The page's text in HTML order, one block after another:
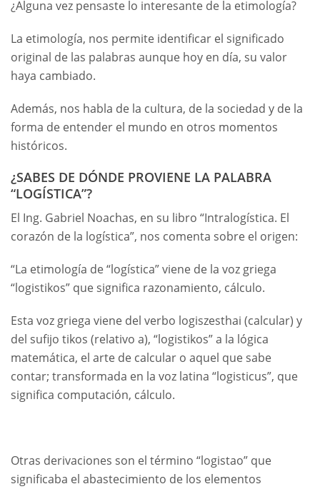
¿Alguna vez pensaste lo interesante de la etimología?
La etimología, nos permite identificar el significado
original de las palabras aunque hoy en día, su valor
haya cambiado.
Además, nos habla de la cultura, de la sociedad y de la
forma de entender el mundo en otros momentos
históricos.
¿SABES DE DÓNDE PROVIENE LA PALABRA
“LOGÍSTICA”?
El Ing. Gabriel Noachas, en su libro “Intralogística. El
corazón de la logística”, nos comenta sobre el origen:
“La etimología de “logística” viene de la voz griega
“logistikos” que significa razonamiento, cálculo.
Esta voz griega viene del verbo logiszesthai (calcular) y
del sufijo tikos (relativo a), “logistikos” a la lógica
matemática, el arte de calcular o aquel que sabe
contar; transformada en la voz latina “logisticus”, que
significa computación, cálculo.
Otras derivaciones son el término “logistao” que
significaba el abastecimiento de los elementos